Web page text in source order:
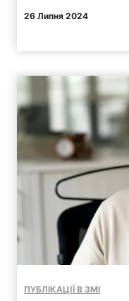
26 Липня 2024
ПУБЛІКАЦІЇ В ЗМІ